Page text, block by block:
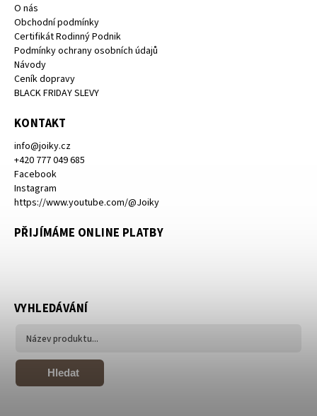
O nás
Obchodní podmínky
Certifikát Rodinný Podnik
Podmínky ochrany osobních údajů
Návody
Ceník dopravy
BLACK FRIDAY SLEVY
KONTAKT
info@joiky.cz
+420 777 049 685
Facebook
Instagram
https://www.youtube.com/@Joiky
PŘIJÍMÁME ONLINE PLATBY
VYHLEDÁVÁNÍ
Hledat